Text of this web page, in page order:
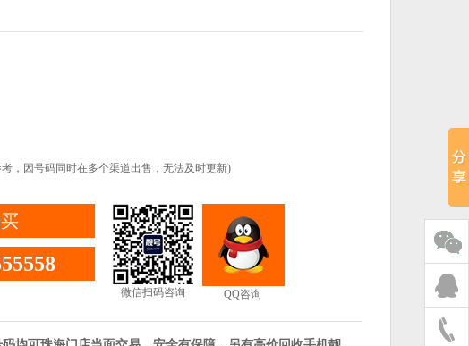
，因号码同时在多个渠道出售，无法及时更新)
微信扫码咨询 QQ咨询